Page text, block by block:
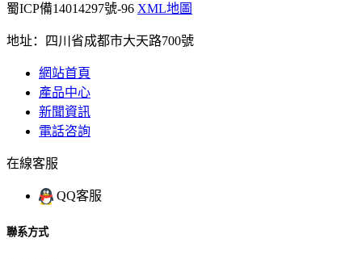
蜀ICP備14014297號-96 XML地圖
地址：四川省成都市大天路700號
網站首頁
產品中心
新聞資訊
電話咨詢
在線客服
QQ客服
聯系方式